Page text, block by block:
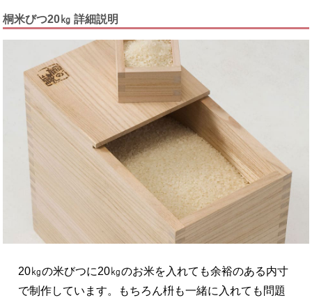
桐米びつ20㎏ 詳細説明
20㎏の米びつに20㎏のお米を入れても余裕のある内寸
で制作しています。もちろん枡も一緒に入れても問題